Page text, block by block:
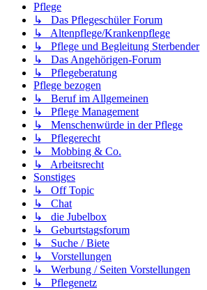
Pflege
↳ Das Pflegeschüler Forum
↳ Altenpflege/Krankenpflege
↳ Pflege und Begleitung Sterbender
↳ Das Angehörigen-Forum
↳ Pflegeberatung
Pflege bezogen
↳ Beruf im Allgemeinen
↳ Pflege Management
↳ Menschenwürde in der Pflege
↳ Pflegerecht
↳ Mobbing & Co.
↳ Arbeitsrecht
Sonstiges
↳ Off Topic
↳ Chat
↳ die Jubelbox
↳ Geburtstagsforum
↳ Suche / Biete
↳ Vorstellungen
↳ Werbung / Seiten Vorstellungen
↳ Pflegenetz